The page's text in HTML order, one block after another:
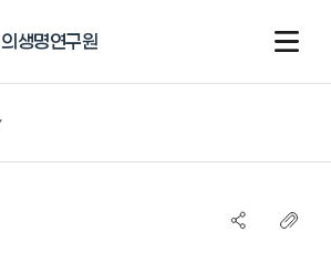
의생명연구원